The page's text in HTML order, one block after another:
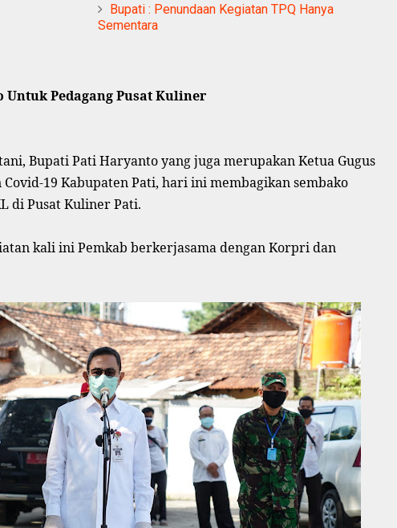
Bupati : Penundaan Kegiatan TPQ Hanya
Sementara
Untuk Pedagang Pusat Kuliner
Bupati Pati Haryanto yang juga merupakan Ketua Gugus
Covid-19 Kabupaten Pati, hari ini membagikan sembako
di Pusat Kuliner Pati.
kali ini Pemkab berkerjasama dengan Korpri dan